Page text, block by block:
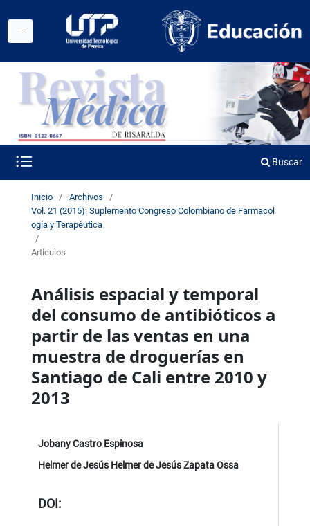
Buscar
Inicio / Archivos
/
Vol. 21 (2015): Suplemento Congreso Colombiano de Farmacol
ogía y Terapéutica
/
Artículos
Análisis espacial y temporal
del consumo de antibióticos a
partir de las ventas en una
muestra de droguerías en
Santiago de Cali entre 2010 y
2013
Jobany Castro Espinosa
Helmer de Jesús Helmer de Jesús Zapata Ossa
DOI: